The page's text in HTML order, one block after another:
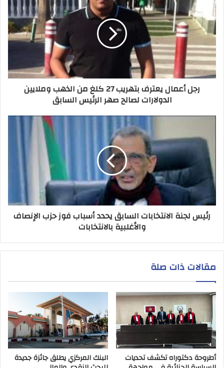
رجل أعمال يعترف بتهريب 27 كلغ من الذهب وملايين
الدولارات لصالح صهر الرئيس السابق
رئيس لجنة الانتخابات السابق يحدد أسباب فوز حزب الإنصاف
والأغلبية بالانتخابات
مقالات ذات صلة
أطروحة دكتوراه تكشف تحديات البنك المركزي يطلق جائزة جديدة